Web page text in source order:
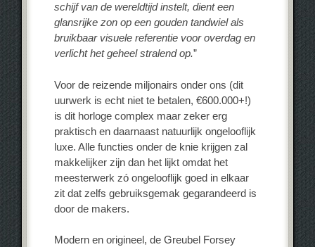
schijf van de wereldtijd instelt, dient een
glansrijke zon op een gouden tandwiel als
bruikbaar visuele referentie voor overdag en
verlicht het geheel stralend op.”
Voor de reizende miljonairs onder ons (dit
uurwerk is echt niet te betalen, €600.000+!)
is dit horloge complex maar zeker erg
praktisch en daarnaast natuurlijk ongelooflijk
luxe. Alle functies onder de knie krijgen zal
makkelijker zijn dan het lijkt omdat het
meesterwerk zó ongelooflijk goed in elkaar
zit dat zelfs gebruiksgemak gegarandeerd is
door de makers.
Modern en origineel, de Greubel Forsey